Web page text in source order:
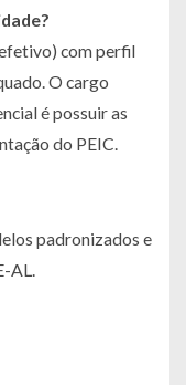
com perfil
O cargo
é possuir as
do PEIC.
padronizados e